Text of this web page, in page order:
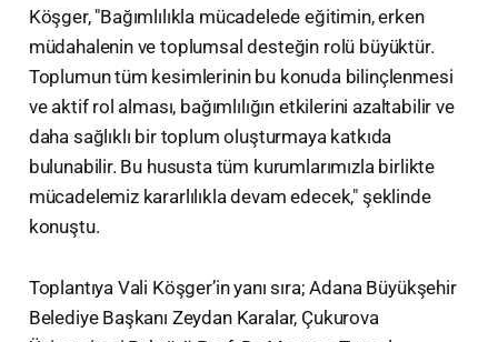
Köşger, "Bağımlılıkla mücadelede eğitimin, erken
müdahalenin ve toplumsal desteğin rolü büyüktür.
Toplumun tüm kesimlerinin bu konuda bilinçlenmesi
ve aktif rol alması, bağımlılığın etkilerini azaltabilir ve
daha sağlıklı bir toplum oluşturmaya katkıda
bulunabilir. Bu hususta tüm kurumlarımızla birlikte
mücadelemiz kararlılıkla devam edecek," şeklinde
konuştu.
Toplantıya Vali Köşger’in yanı sıra; Adana Büyükşehir
Belediye Başkanı Zeydan Karalar, Çukurova